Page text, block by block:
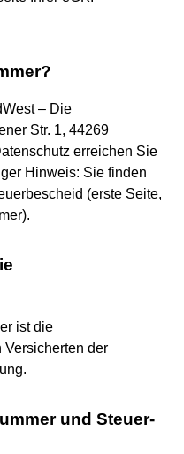
– Die
Str. 1, 44269
erreichen Sie
Hinweis: Sie finden
(erste Seite,
ist die
Versicherten der
und Steuer-